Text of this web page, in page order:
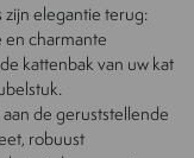
elegantie terug:
charmante
kattenbak van uw kat
de geruststellende
robuust